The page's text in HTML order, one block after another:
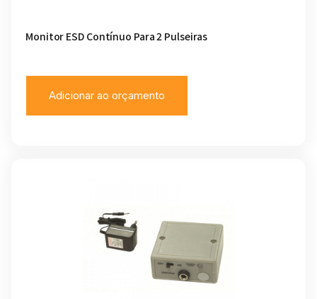
Monitor ESD Contínuo Para 2 Pulseiras
Adicionar ao orçamento